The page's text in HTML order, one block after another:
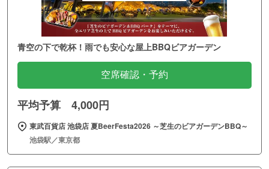
青空の下で乾杯！雨でも安心な屋上BBQビアガーデン
空席確認・予約
平均予算 4,000円
東武百貨店 池袋店 夏BeerFesta2026 ～芝生のビアガーデンBBQ～
池袋駅／東京都